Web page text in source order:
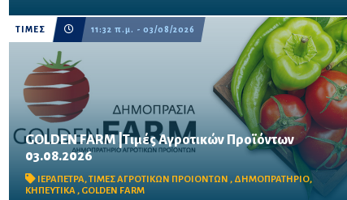
ΤΙΜΕΣ 11:32 π.μ. - 03/08/2026
GOLDEN FARM |Τιμές Αγροτικών Προϊόντων
03.08.2026
ΙΕΡΑΠΕΤΡΑ,ΤΙΜΕΣ ΑΓΡΟΤΙΚΩΝ ΠΡΟΙΟΝΤΩΝ , ΔΗΜΟΠΡΑΤΗΡΙΟ,
ΚΗΠΕΥΤΙΚΑ, GOLDEN FARM
Δείτε τις σημερινές τιμές του δημοπρατηρίου